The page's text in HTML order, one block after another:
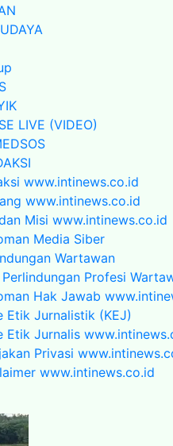
LIVE (VIDEO)
www.intinews.co.id
www.intinews.co.id
Misi www.intinews.co.id
Media Siber
Wartawan
Perlindungan Profesi
Hak Jawab
Etik Jurnalistik (KEJ)
Etik Jurnalis
Privasi
www.intinews.co.id